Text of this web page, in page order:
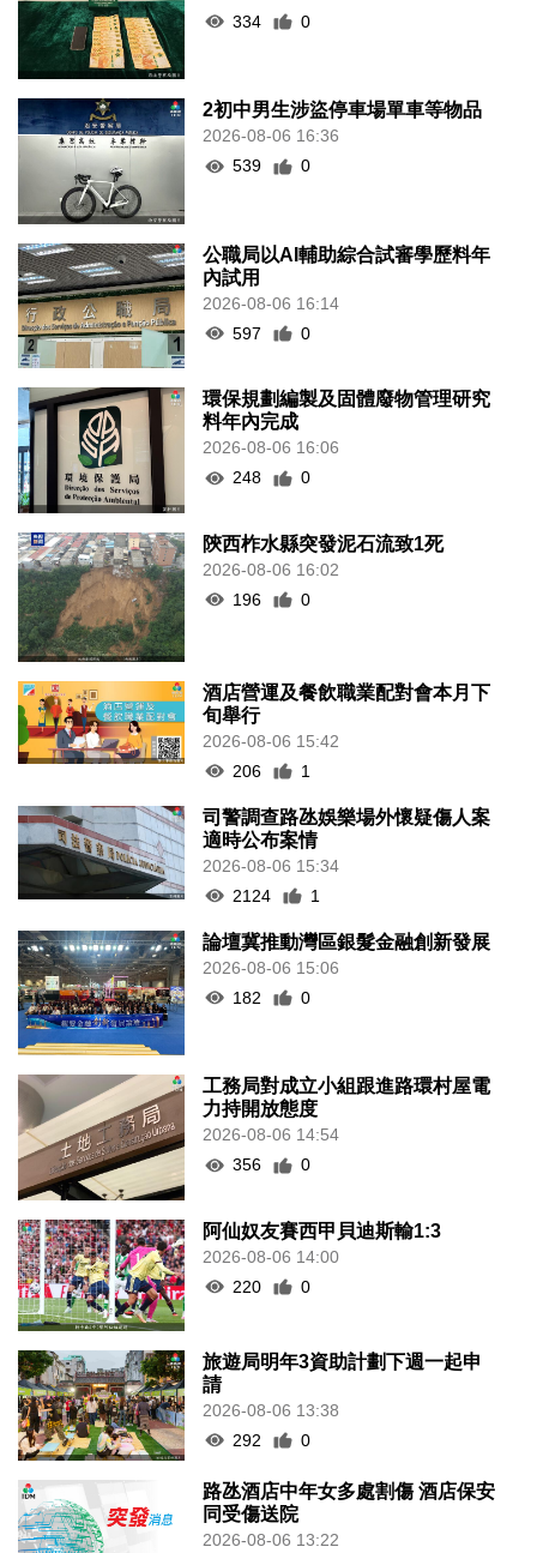
334
0
2初中男生涉盜停車場單車等物品
2026-08-06 16:36
539
0
公職局以AI輔助綜合試審學歷料年
內試用
2026-08-06 16:14
597
0
環保規劃編製及固體廢物管理研究
料年內完成
2026-08-06 16:06
248
0
陝西柞水縣突發泥石流致1死
2026-08-06 16:02
196
0
酒店營運及餐飲職業配對會本月下
旬舉行
2026-08-06 15:42
206
1
司警調查路氹娛樂場外懷疑傷人案
適時公布案情
2026-08-06 15:34
2124
1
論壇冀推動灣區銀髮金融創新發展
2026-08-06 15:06
182
0
工務局對成立小組跟進路環村屋電
力持開放態度
2026-08-06 14:54
356
0
阿仙奴友賽西甲貝迪斯輸1:3
2026-08-06 14:00
220
0
旅遊局明年3資助計劃下週一起申
請
2026-08-06 13:38
292
0
路氹酒店中年女多處割傷 酒店保安
同受傷送院
2026-08-06 13:22